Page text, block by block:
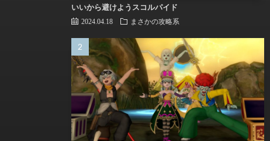
いいから避けようスコルパイド
2024.04.18 まさかの攻略系